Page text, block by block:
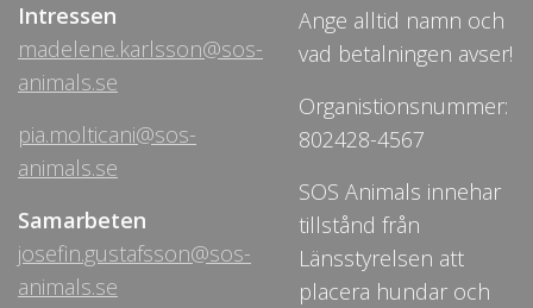
Intressen
madelene.karlsson@sos-
animals.se
pia.molticani@sos-
animals.se
Samarbeten
josefin.gustafsson@sos-
animals.se
Ange alltid namn och
vad betalningen avser!
Organistionsnummer:
802428-4567
SOS Animals innehar
tillstånd från
Länsstyrelsen att
placera hundar och